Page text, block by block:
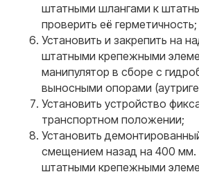
штатными шлангами к
проверить её герметичность;
Установить и закрепить на
штатными крепежными
манипулятор в сборе с
выносными опорами
Установить устройство
транспортном положении;
Установить
смещением назад на 400 мм.
штатными крепежными